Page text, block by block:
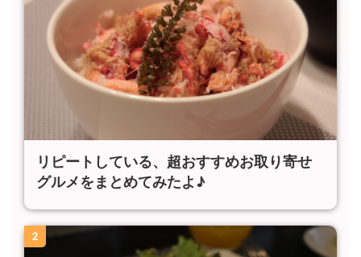
リピートしている、超おすすめお取り寄せ
グルメをまとめてみたよ♪
2